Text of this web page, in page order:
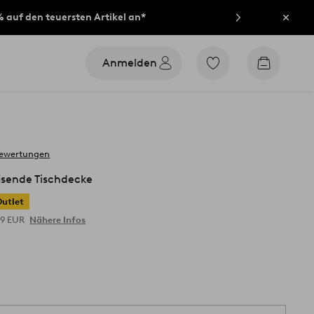
auf den teuersten Artikel an*
Anmelden
Zu
Zum
Tischdecke
EUR Nähere Infos